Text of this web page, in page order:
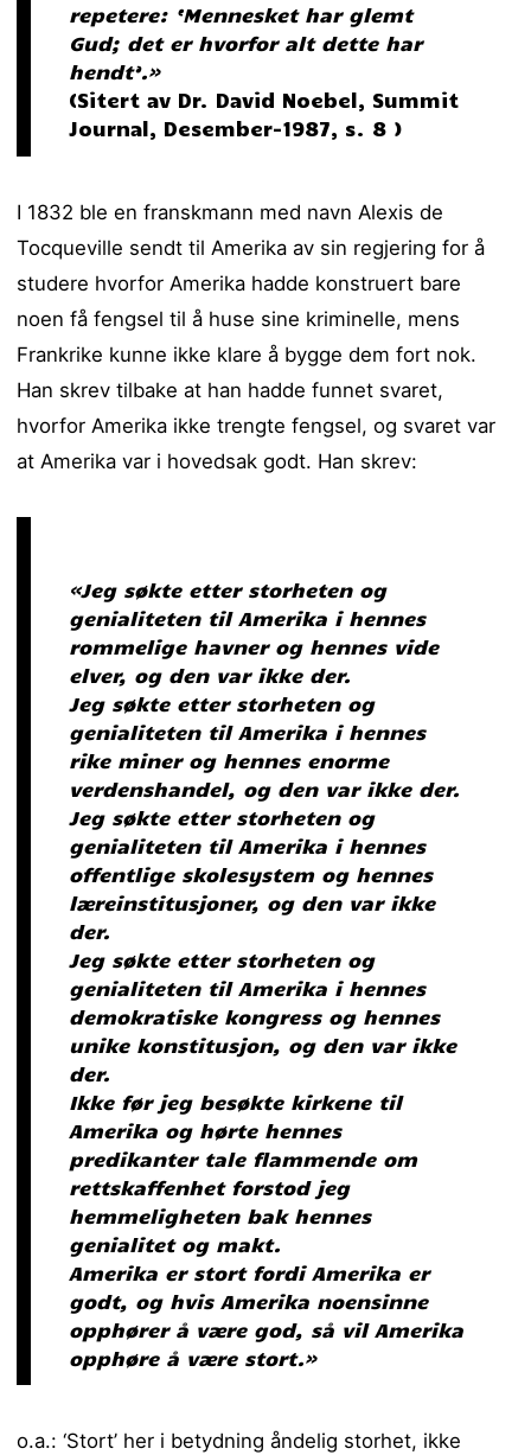
repetere: ‘Mennesket har glemt
Gud; det er hvorfor alt dette har
hendt’.»
(Sitert av Dr. David Noebel, Summit
Journal, Desember-1987, s. 8 )
I 1832 ble en franskmann med navn Alexis de
Tocqueville sendt til Amerika av sin regjering for å
studere hvorfor Amerika hadde konstruert bare
noen få fengsel til å huse sine kriminelle, mens
Frankrike kunne ikke klare å bygge dem fort nok.
Han skrev tilbake at han hadde funnet svaret,
hvorfor Amerika ikke trengte fengsel, og svaret var
at Amerika var i hovedsak godt. Han skrev:
«Jeg søkte etter storheten og
genialiteten til Amerika i hennes
rommelige havner og hennes vide
elver, og den var ikke der.
Jeg søkte etter storheten og
genialiteten til Amerika i hennes
rike miner og hennes enorme
verdenshandel, og den var ikke der.
Jeg søkte etter storheten og
genialiteten til Amerika i hennes
offentlige skolesystem og hennes
læreinstitusjoner, og den var ikke
der.
Jeg søkte etter storheten og
genialiteten til Amerika i hennes
demokratiske kongress og hennes
unike konstitusjon, og den var ikke
der.
Ikke før jeg besøkte kirkene til
Amerika og hørte hennes
predikanter tale flammende om
rettskaffenhet forstod jeg
hemmeligheten bak hennes
genialitet og makt.
Amerika er stort fordi Amerika er
godt, og hvis Amerika noensinne
opphører å være god, så vil Amerika
opphøre å være stort.»
o.a.: ‘Stort’ her i betydning åndelig storhet, ikke